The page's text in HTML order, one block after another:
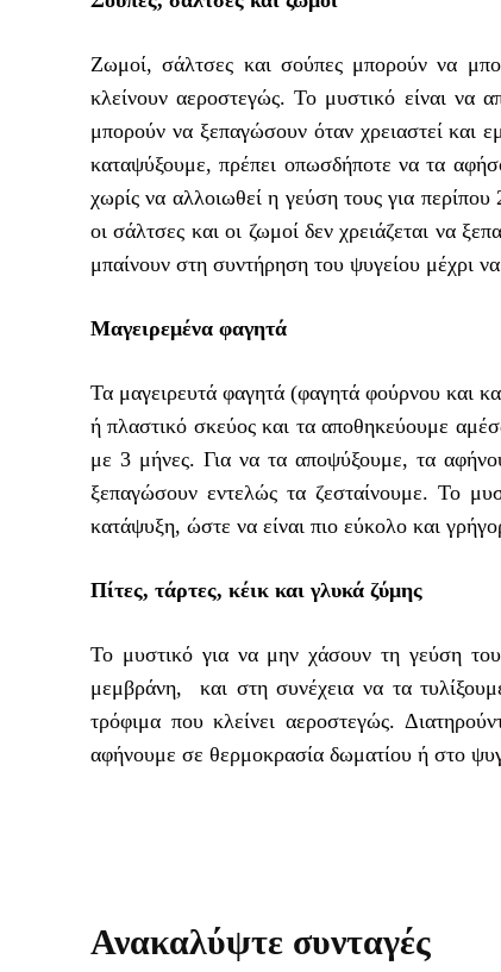
Ζωμοί, σάλτσες και σούπες μπορούν να
κλείνουν αεροστεγώς. Το μυστικό είναι να
μπορούν να ξεπαγώσουν όταν χρειαστεί και
καταψύξουμε, πρέπει οπωσδήποτε να τα
χωρίς να αλλοιωθεί η γεύση τους για
οι σάλτσες και οι ζωμοί δεν χρειάζεται να
μπαίνουν στη συντήρηση του ψυγείου μέχρι
Μαγειρεμένα φαγητά
Τα μαγειρευτά φαγητά (φαγητά φούρνου και
ή πλαστικό σκεύος και τα αποθηκεύουμε
με 3 μήνες. Για να τα αποψύξουμε, τα
ξεπαγώσουν εντελώς τα ζεσταίνουμε. Το
κατάψυξη, ώστε να είναι πιο εύκολο και
Πίτες, τάρτες, κέικ και γλυκά ζύμης
Το μυστικό για να μην χάσουν τη γεύση
μεμβράνη, και στη συνέχεια να τα
τρόφιμα που κλείνει αεροστεγώς.
αφήνουμε σε θερμοκρασία δωματίου ή στο
Ανακαλύψτε συνταγές